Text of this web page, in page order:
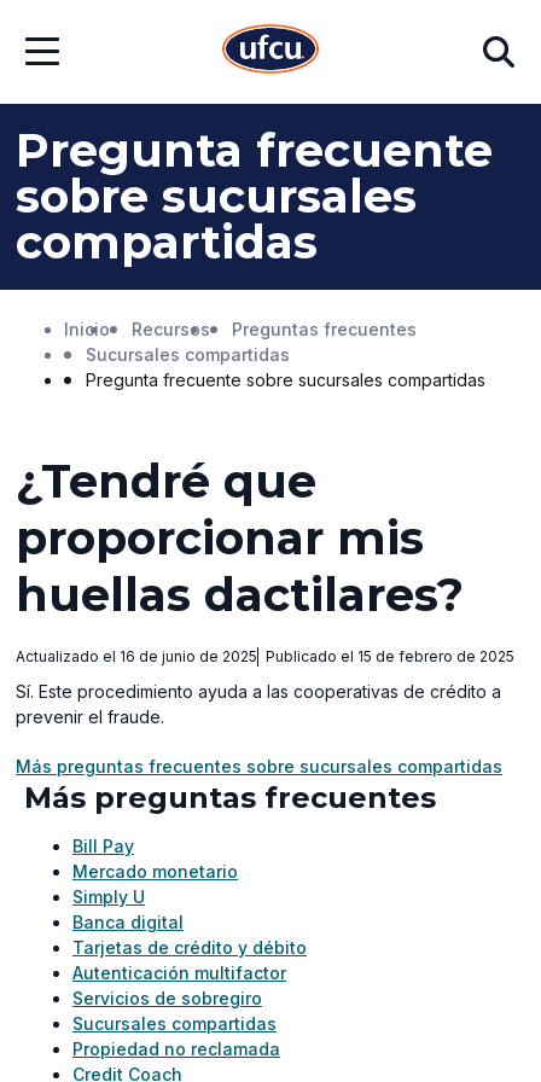
contenido
contenido
de
página
Abrir
Buscar
Pregunta frecuente
sobre sucursales
compartidas
Inicio Recursos
Preguntas frecuentes
Sucursales compartidas
Pregunta frecuente sobre sucursales compartidas
¿Tendré que
proporcionar mis
huellas dactilares?
Actualizado el 16 de junio de 2025 Publicado el 15 de febrero de 2025
Sí. Este procedimiento ayuda a las cooperativas de crédito a
prevenir el fraude.
Más preguntas frecuentes sobre sucursales compartidas
Más preguntas frecuentes
Bill Pay
Mercado monetario
Simply U
Banca digital
Tarjetas de crédito y débito
Autenticación multifactor
Servicios de sobregiro
Sucursales compartidas
Propiedad no reclamada
Credit Coach